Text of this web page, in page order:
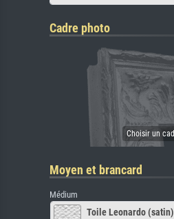
Cadre photo
Moyen et brancard
Médium
Toile Leonardo (satin)